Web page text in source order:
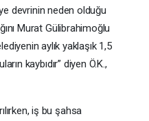
devrinin neden olduğu
Murat Gülibrahimoğlu
aylık yaklaşık 1,5
kaybıdır” diyen Ö.K.,
iş bu şahsa